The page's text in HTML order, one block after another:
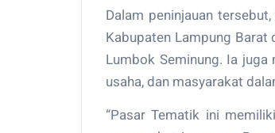
Dalam peninjauan
Kabupaten Lampung
Lumbok Seminung. Ia juga
usaha, dan masyarakat
“Pasar Tematik ini